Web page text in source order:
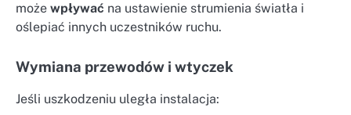
może wpływać na ustawienie strumienia światła i
oślepiać innych uczestników ruchu.
Wymiana przewodów i wtyczek
Jeśli uszkodzeniu uległa instalacja: